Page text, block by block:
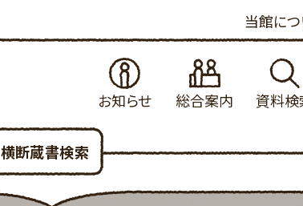
当館に
お知らせ
お知らせ
イベント・例会
展示案内
総合案内
図書館設備について
資料検
新着資料
横断蔵書検索